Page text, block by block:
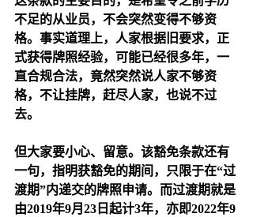
不足的从业员，不会突然变得不够资
格。事实道理上，人家根据旧要求，正
式获得牌照经验，可能已经很多年，一
直合规合法，竟然突然说人家不够资
格，不让挂牌，赶尽人家，也说不过
去。
但大家要小心、留意。该豁免条款还有
一句，指明获豁免的期间，只限于在“过
渡期”内递交的牌照申请。而过渡期就是
由2019年9月23日起计3年，亦即2022年9